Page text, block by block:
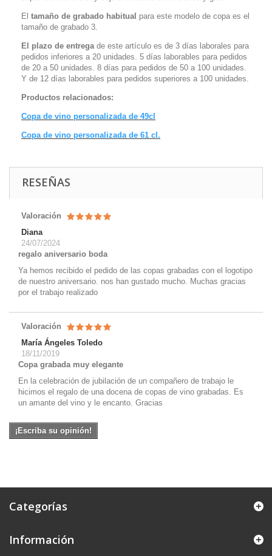
El tamaño de grabado habitual para este modelo de copa es el
tamaño de grabado 3.
El plazo de entregade este artículo es de 3 días laborales para
pedidos inferiores a 20 unidades. 5 días laborables para pedidos
de 20 a 50 unidades. 8 días para pedidos de 50 a 100 unidades.
Y de 12 días laborables para pedidos superiores a 100 unidades.
Productos relacionados:
Copa de vino personalizada de 49cl
Copa de vino personalizada de 61 cl.
RESEÑAS
Valoración
Diana
24/07/2024
regalo aniversario boda
Ya hemos recibido el pedido de las copas grabadas con el logotipo
de nuestro aniversario. nos han gustado mucho. Muchas gracias
por el trabajo realizado
Valoración
María Ángeles Toledo
18/11/2019
Copa grabada muy elegante
En la celebración de jubilación de un compañero de trabajo le
hicimos el regalo de una docena de copas de vino grabadas. Es
un amante del vino y le encanto. Gracias
¡Escriba su opinión!
Categorías
Información